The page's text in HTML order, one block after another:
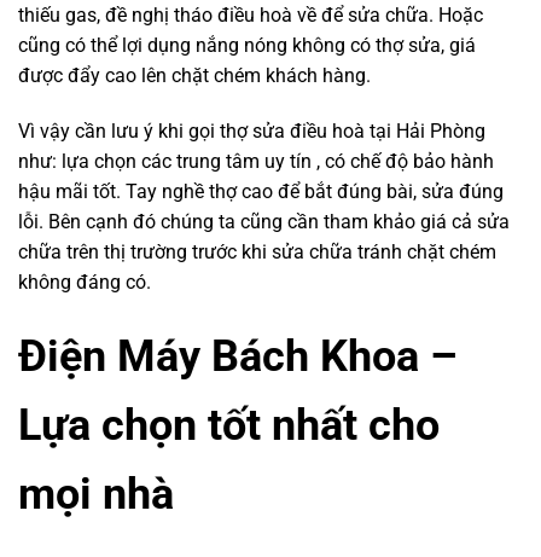
thiếu gas, đề nghị tháo điều hoà về để sửa chữa. Hoặc
cũng có thể lợi dụng nắng nóng không có thợ sửa, giá
được đẩy cao lên chặt chém khách hàng.
Vì vậy cần lưu ý khi gọi thợ sửa điều hoà tại Hải Phòng
như: lựa chọn các trung tâm uy tín , có chế độ bảo hành
hậu mãi tốt. Tay nghề thợ cao để bắt đúng bài, sửa đúng
lỗi. Bên cạnh đó chúng ta cũng cần tham khảo giá cả sửa
chữa trên thị trường trước khi sửa chữa tránh chặt chém
không đáng có.
Điện Máy Bách Khoa –
Lựa chọn tốt nhất cho
mọi nhà